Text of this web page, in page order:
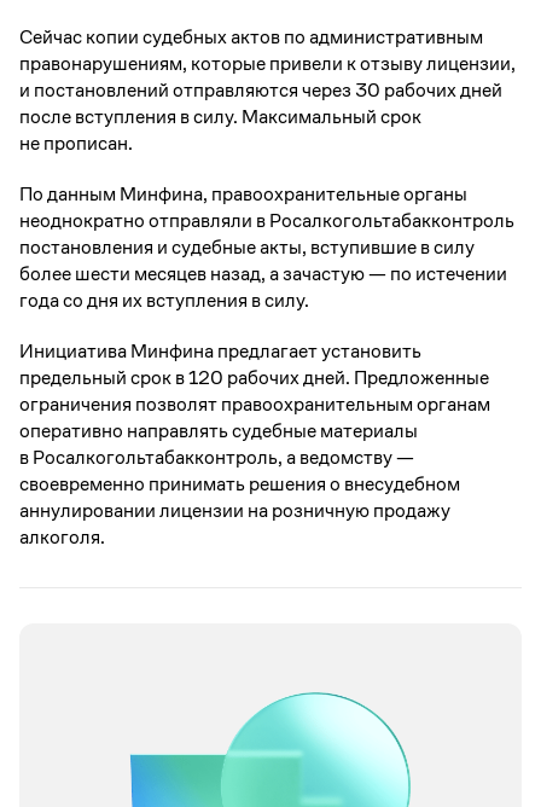
Сейчас копии судебных актов по административным
правонарушениям, которые привели к отзыву лицензии,
и постановлений отправляются через 30 рабочих дней
после вступления в силу. Максимальный срок
не прописан.
По данным Минфина, правоохранительные органы
неоднократно отправляли в Росалкогольтабакконтроль
постановления и судебные акты, вступившие в силу
более шести месяцев назад, а зачастую — по истечении
года со дня их вступления в силу.
Инициатива Минфина предлагает установить
предельный срок в 120 рабочих дней. Предложенные
ограничения позволят правоохранительным органам
оперативно направлять судебные материалы
в Росалкогольтабакконтроль, а ведомству —
своевременно принимать решения о внесудебном
аннулировании лицензии на розничную продажу
алкоголя.